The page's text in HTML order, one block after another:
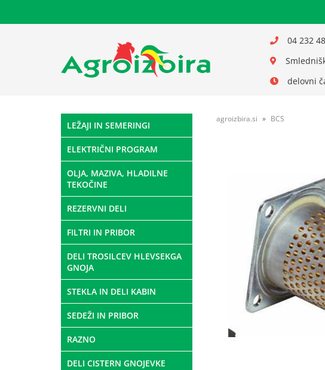
04 232
delovni
LEŽAJI IN SEMERINGI
ELEKTRIČNI PROGRAM
OLJA, MAZIVA, HLADILNE
TEKOČINE
REZERVNI DELI
FILTRI IN PRIBOR
DELI TROSILCEV HLEVSEKGA
GNOJA
STEKLA IN DELI KABIN
SEDEŽI IN PRIBOR
RAZNO
DELI CISTERN GNOJEVKE
agroizbira.si BCS